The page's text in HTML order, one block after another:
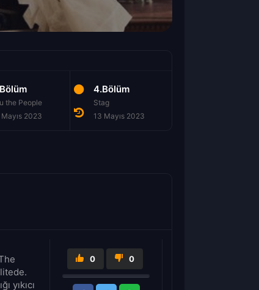
the People
Mayıs 2023
4.Bölüm
Stag
13 Mayıs 2023
yıkıcı
0 0